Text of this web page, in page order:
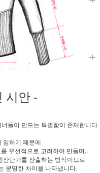
시안 -
들이 만드는 특별함이 존재합니다.
임하기 때문에
우선적으로 고려하여 만들며,.
단가를 산출하는 방식이므로
분명한 차이을 나타냅니다.